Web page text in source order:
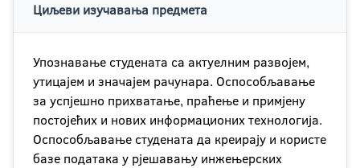
Циљеви изучавања предмета
Упознавање студената са актуелним развојем,
утицајем и значајем рачунара. Оспособљавање
за успјешно прихватање, праћење и примјену
постојећих и нових информационих технологија.
Оспособљавање студената да креирају и користе
базе података у рјешавању инжењерских